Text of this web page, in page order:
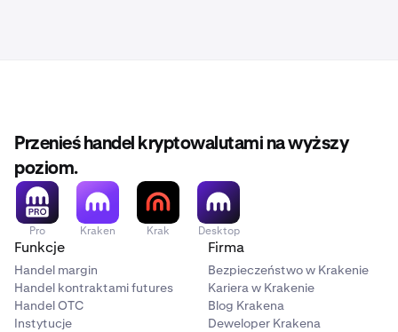
Przenieś handel kryptowalutami na wyższy
poziom.
Pro Kraken Krak Desktop
Funkcje
Handel margin
Handel kontraktami futures
Handel OTC
Instytucje
Firma
Bezpieczeństwo w Krakenie
Kariera w Krakenie
Blog Krakena
Deweloper Krakena